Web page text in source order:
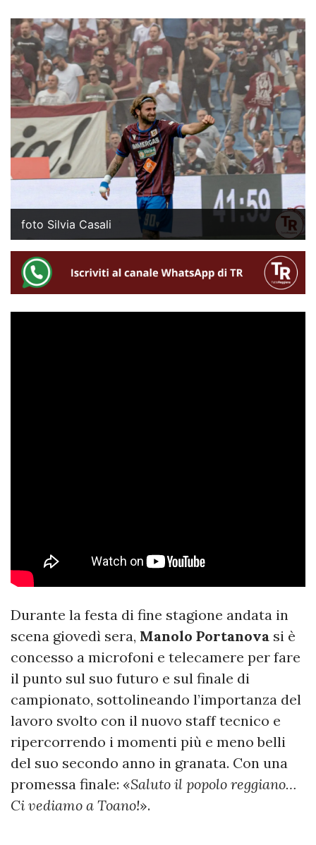
foto Silvia Casali
Durante la festa di fine stagione andata in
scena giovedì sera, Manolo Portanova si è
concesso a microfoni e telecamere per fare
il punto sul suo futuro e sul finale di
campionato, sottolineando l’importanza del
lavoro svolto con il nuovo staff tecnico e
ripercorrendo i momenti più e meno belli
del suo secondo anno in granata. Con una
promessa finale: «Saluto il popolo reggiano…
Ci vediamo a Toano!».